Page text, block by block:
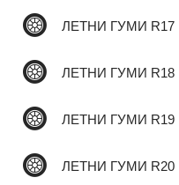
ЛЕТНИ ГУМИ R17
ЛЕТНИ ГУМИ R18
ЛЕТНИ ГУМИ R19
ЛЕТНИ ГУМИ R20